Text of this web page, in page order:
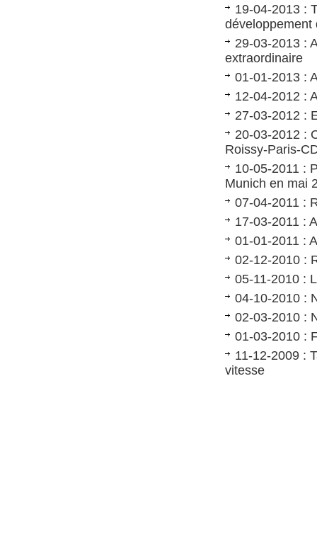
19-04-2013 :
développement
29-03-2013 :
extraordinaire
01-01-2013 :
12-04-2012 :
27-03-2012 :
20-03-2012 :
Roissy-Paris-
10-05-2011 :
Munich en mai
07-04-2011 :
17-03-2011 :
01-01-2011 :
02-12-2010 :
05-11-2010 :
04-10-2010 :
02-03-2010 :
01-03-2010 :
11-12-2009 :
vitesse